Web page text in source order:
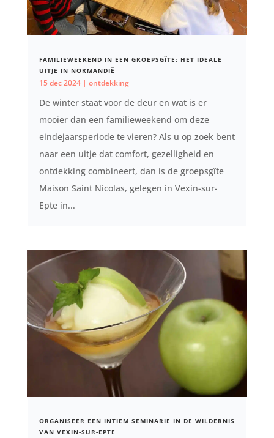
FAMILIEWEEKEND IN EEN GROEPSGÎTE: HET IDEALE
UITJE IN NORMANDIË
15 dec 2024| ontdekking
De winter staat voor de deur en wat is er
mooier dan een familieweekend om deze
eindejaarsperiode te vieren? Als u op zoek bent
naar een uitje dat comfort, gezelligheid en
ontdekking combineert, dan is de groepsgîte
Maison Saint Nicolas, gelegen in Vexin-sur-
Epte in...
ORGANISEER EEN INTIEM SEMINARIE IN DE WILDERNIS
VAN VEXIN-SUR-EPTE